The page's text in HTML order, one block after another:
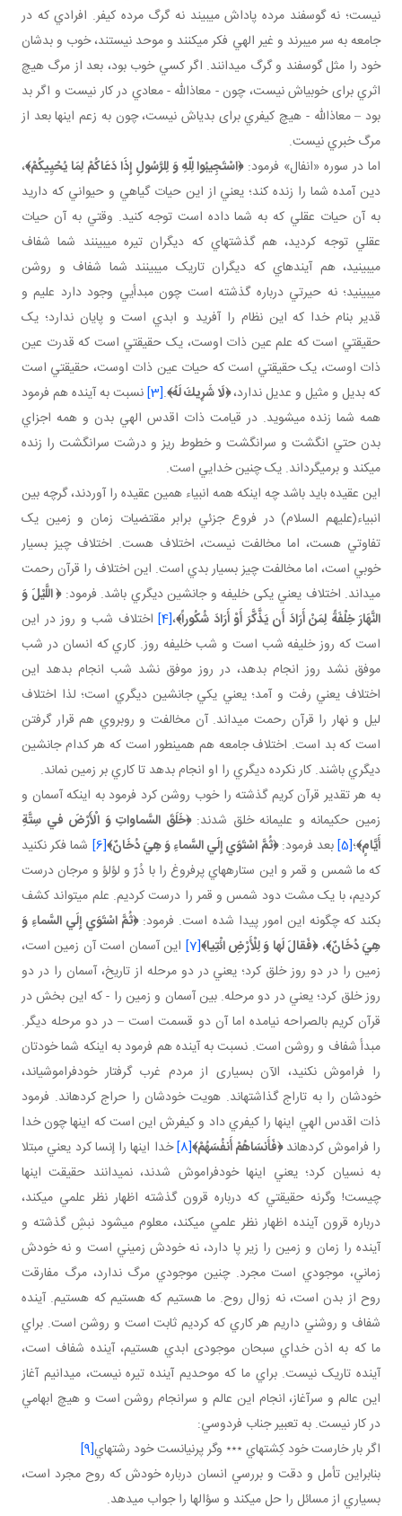
نيست؛ نه گوسفند مرده پاداش مي بيند نه گرگ مرده کيفر. افرادي که در
جامعه به سر مي برند و غير الهي فکر مي کنند و موحد نيستند، خوب و بدشان
خود را مثل گوسفند و گرگ مي دانند. اگر کسي خوب بود، بعد از مرگ هيچ
اثري برای خوبی­اش نيست، چون - معاذالله - معادي در کار نيست و اگر بد
بود – معاذالله - هيچ کيفري برای بدی­اش نيست، چون به زعم اينها بعد از
مرگ خبري نيست.
اما در سوره «انفال» فرمود:﴿اسْتَجِيبُوا لِلّهِ وَ لِلرَّسُولِ إِذَا دَعَاكُمْ لِمَا يُحْيِيكُمْ﴾،
دين آمده شما را زنده کند؛ يعني از اين حيات گياهي و حيواني که داريد
به آن حيات عقلي که به شما داده است توجه کنيد. وقتي به آن حيات
عقلي توجه کرديد، هم گذشته اي که ديگران تيره مي بينند شما شفاف
مي بينيد، هم آينده اي که ديگران تاريک مي بينند شما شفاف و روشن
مي بينيد؛ نه حيرتي درباره گذشته است چون مبدأيي وجود دارد عليم و
قدير بنام خدا که اين نظام را آفريد و ابدي است و پايان ندارد؛ يک
حقيقتي است که علم عين ذات اوست، يک حقيقتي است که قدرت عين
ذات اوست، يک حقيقتي است که حيات عين ذات اوست، حقيقتي است
که بديل و مثيل و عديل ندارد،﴿لَا شَرِيكَ لَهُ﴾.
[3] نسبت به آينده هم فرمود
همه شما زنده مي شويد. در قيامت ذات اقدس الهي بدن و همه اجزاي
بدن حتي انگشت و سرانگشت و خطوط ريز و درشت سرانگشت را زنده
مي کند و برمي گرداند. يک چنين خدايي است.
اين عقيده بايد باشد چه اينکه همه انبياء همين عقيده را آوردند، گرچه بين
انبياء(عليهم السلام) در فروع جزئي برابر مقتضيات زمان و زمين يک
تفاوتي هست، اما مخالفت نيست، اختلاف هست. اختلاف چيز بسيار
خوبي است، اما مخالفت چيز بسيار بدي است. اين اختلاف را قرآن رحمت
مي داند. اختلاف يعني يکی خليفه و جانشين ديگري باشد. فرمود:﴿اللَّيْلَ وَ
النَّهَارَ خِلْفَةً لِمَنْ أَرَادَ أَن يَذَّكَّرَ أَوْ أَرَادَ شُكُوراً﴾،[4]
اختلاف شب و روز در اين
است که روز خليفه شب است و شب خليفه روز. کاري که انسان در شب
موفق نشد روز انجام بدهد، در روز موفق نشد شب انجام بدهد اين
اختلاف يعني رفت و آمد؛ يعني يکي جانشين ديگري است؛ لذا اختلاف
ليل و نهار را قرآن رحمت مي داند. آن مخالفت و روبروي هم قرار گرفتن
است که بد است. اختلاف جامعه هم همين طور است که هر کدام جانشين
ديگري باشند. کار نکرده ديگري را او انجام بدهد تا کاري بر زمين نماند.
به هر تقدير قرآن کريم گذشته را خوب روشن کرد فرمود به اينکه آسمان و
زمين حکيمانه و عليمانه خلق شدند:﴿خَلَقَ السَّماواتِ وَ الْأَرْضَ في‏ سِتَّةِ
أَيَّامٍ﴾؛[5] بعد فرمود:﴿ثُمَّ اسْتَوَي إِلَي السَّماءِ وَ هِيَ دُخَانٌ﴾[6]
شما فکر نکنيد
که ما شمس و قمر و اين ستاره هاي پرفروغ را با دُرّ و لؤلؤ و مرجان درست
کرديم، با يک مشت دود شمس و قمر را درست کرديم. علم مي تواند کشف
بکند که چگونه اين امور پيدا شده است. فرمود:﴿ثُمَّ اسْتَوَي إِلَي السَّماءِ وَ
هِيَ دُخَانٌ﴾،﴿فَقالَ لَها وَ لِلْأَرْضِ ائْتِيا﴾[7]
اين آسمان است آن زمين است،
زمين را در دو روز خلق کرد؛ يعني در دو مرحله از تاريخ، آسمان را در دو
روز خلق کرد؛ يعني در دو مرحله. بين آسمان و زمين را - که اين بخش در
قرآن کريم بالصراحه نيامده اما آن دو قسمت است – در دو مرحله ديگر.
مبدأ شفاف و روشن است. نسبت به آينده هم فرمود به اينکه شما خودتان
را فراموش نکنيد، الآن بسياری از مردم غرب گرفتار خودفراموشي اند،
خودشان را به تاراج گذاشته اند. هويت خودشان را حراج کرده اند. فرمود
ذات اقدس الهي اينها را کيفري داد و کيفرش اين است که اينها چون خدا
را فراموش کرده اند﴿فَأَنسَاهُمْ أَنفُسَهُمْ﴾[8]
خدا اينها را إنسا کرد يعني مبتلا
به نسيان کرد؛ يعني اينها خودفراموش شدند، نمي دانند حقيقت اينها
چيست! وگرنه حقيقتي که درباره قرون گذشته اظهار نظر علمي مي کند،
درباره قرون آينده اظهار نظر علمي مي کند، معلوم مي شود نبشِ گذشته و
آينده را زمان و زمين را زير پا دارد، نه خودش زميني است و نه خودش
زماني، موجودي است مجرد. چنين موجودي مرگ ندارد، مرگ مفارقت
روح از بدن است، نه زوال روح. ما هستيم که هستيم که هستيم. آينده
شفاف و روشني داريم هر کاري که کرديم ثابت است و روشن است. براي
ما که به اذن خداي سبحان موجودی ابدي هستيم، آينده شفاف است،
آينده تاريک نيست. براي ما که موحديم آينده تيره نيست، مي دانيم آغاز
اين عالم و سرآغاز، انجام اين عالم و سرانجام روشن است و هيچ ابهامي
در کار نيست. به تعبير جناب فردوسي:
اگر بار خارست خود کِشته اي ٭٭٭ وگر پرنيانست خود رشته اي[9]
بنابراين تأمل و دقت و بررسي انسان درباره خودش که روح مجرد است،
بسياري از مسائل را حل مي کند و سؤال ها را جواب مي دهد.